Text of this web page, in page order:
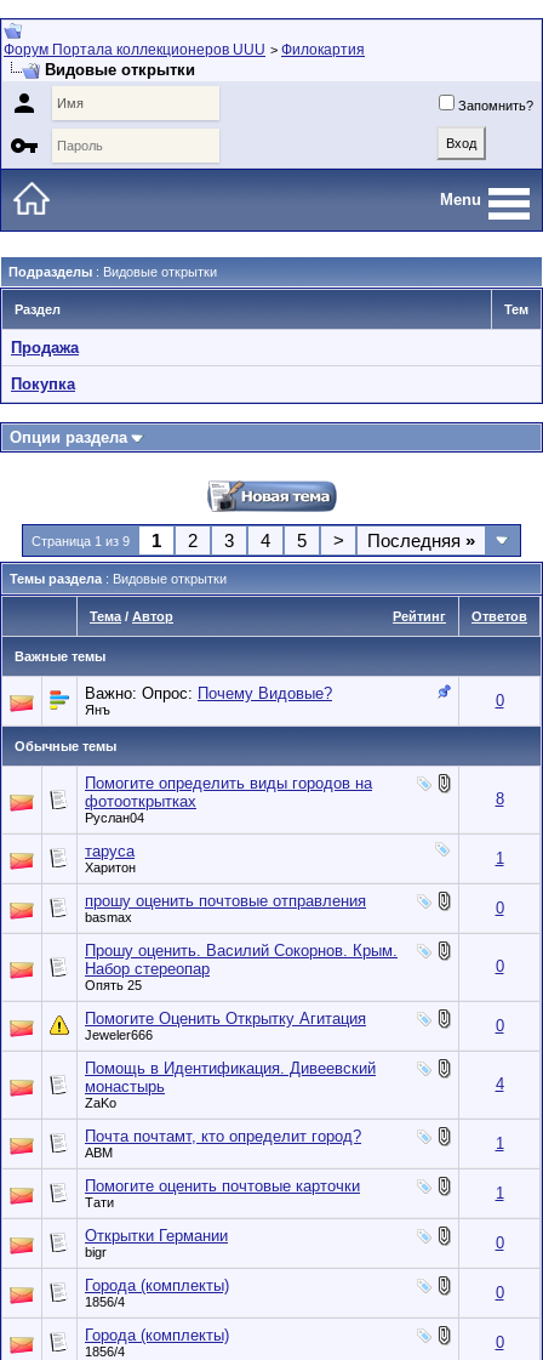
Форум Портала коллекционеров UUU > Филокартия
Видовые открытки
 Запомнить?

Menu
Подразделы : Видовые открытки
Раздел Тем
Продажа
Покупка
Опции раздела
Страница 1 из 9 1 2 3 4 5 > Последняя »
Темы раздела : Видовые открытки
Рейтинг
Тема / Автор Ответов
Важные темы
Важно: Опрос: Почему Видовые?
Янъ 0
Обычные темы
Помогите определить виды городов на
фотооткрытках
Руслан04
8
таруса
Харитон 1
прошу оценить почтовые отправления
basmax 0
Прошу оценить. Василий Сокорнов. Крым.
Набор стереопар
Опять 25
0
Помогите Оценить Открытку Агитация
Jeweler666 0
Помощь в Идентификация. Дивеевский
монастырь
ZaKo
4
Почта почтамт, кто определит город?
АВМ 1
Помогите оценить почтовые карточки
Тати 1
Открытки Германии
bigr 0
Города (комплекты)
1856/4 0
Города (комплекты)
1856/4 0